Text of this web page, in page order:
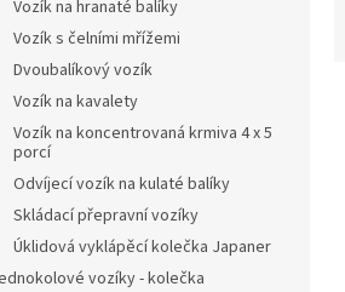
Vozík na hranaté balíky
Vozík s čelními mřížemi
Dvoubalíkový vozík
Vozík na kavalety
Vozík na koncentrovaná krmiva 4 x 5
porcí
Odvíjecí vozík na kulaté balíky
Skládací přepravní vozíky
Úklidová vyklápěcí kolečka Japaner
vozíky - kolečka